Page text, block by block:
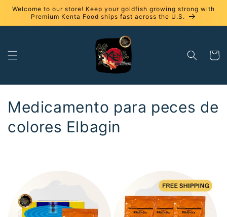
directamente
al contenido
Welcome to our store! Keep your goldfish growing strong with
Premium Kenta Food ships fast across the U.S.
Carrito
C
o
Medicamento para peces de
colores Elbagin